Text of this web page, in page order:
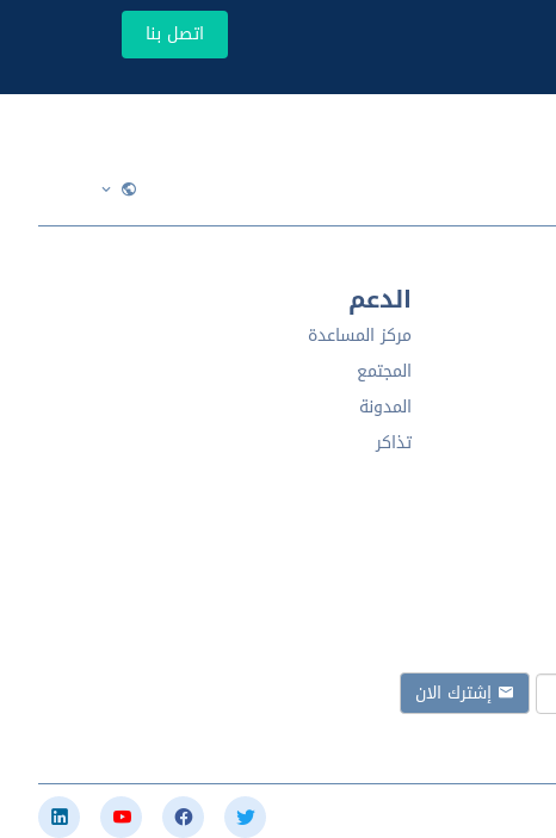
اتصل بنا
الدعم
مركز المساعدة
المجتمع
المدونة
تذاكر
إشترك الان